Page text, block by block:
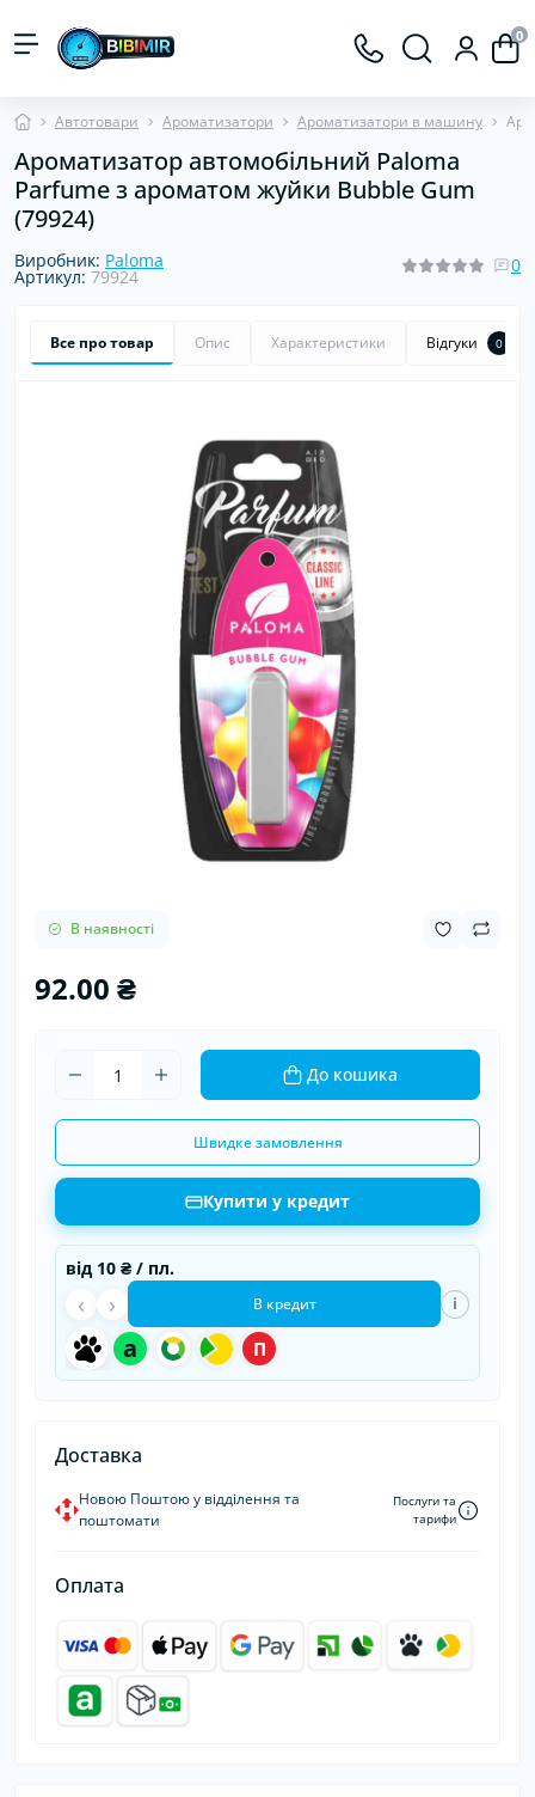
0
Автотовари Ароматизатори Ароматизатори в машину
Ароматизатор автомобільний Paloma
Parfume з ароматом жуйки Bubble Gum
(79924)
Виробник: Paloma
Артикул: 79924
0
Все про товар Опис Характеристики Відгуки 0
В наявності
92.00 ₴
До кошика
Швидке замовлення
Купити у кредит
від 10 ₴ / пл.
‹
a
П
› В кредит i
Доставка
Новою Поштою у відділення та
поштомати
Послуги та
тарифи
Оплата